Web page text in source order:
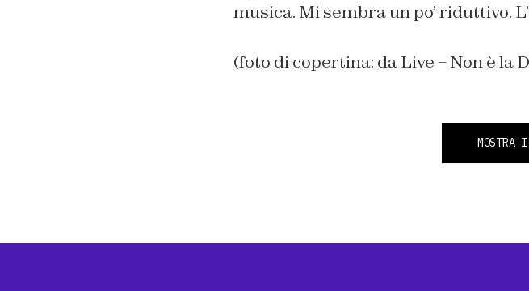
musica. Mi sembra un po’ riduttivo.
(foto di copertina: da Live – Non è la
MOSTRA I